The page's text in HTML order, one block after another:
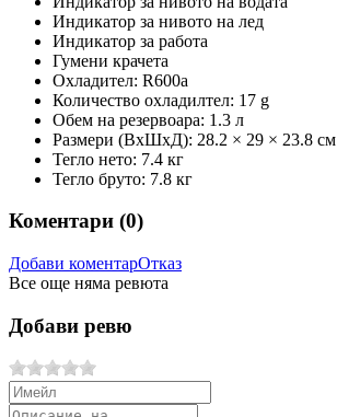
Индикатор за нивото на лед
Индикатор за работа
Гумени крачета
Охладител: R600a
Количество охладилтел: 17 g
Обем на резервоара: 1.3 л
Размери (ВхШхД): 28.2 × 29 × 23.8 см
Тегло нето: 7.4 кг
Тегло бруто: 7.8 кг
Коментари (0)
Добави коментарОтказ
Все още няма ревюта
Добави ревю